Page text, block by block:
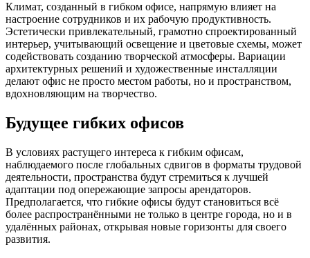
Климат, созданный в гибком офисе, напрямую влияет на
настроение сотрудников и их рабочую продуктивность.
Эстетически привлекательный, грамотно спроектированный
интерьер, учитывающий освещение и цветовые схемы, может
содействовать созданию творческой атмосферы. Вариации
архитектурных решений и художественные инсталляции
делают офис не просто местом работы, но и пространством,
вдохновляющим на творчество.
Будущее гибких офисов
В условиях растущего интереса к гибким офисам,
наблюдаемого после глобальных сдвигов в форматы трудовой
деятельности, пространства будут стремиться к лучшей
адаптации под опережающие запросы арендаторов.
Предполагается, что гибкие офисы будут становиться всё
более распространёнными не только в центре города, но и в
удалённых районах, открывая новые горизонты для своего
развития.